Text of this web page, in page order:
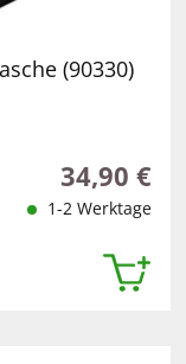
(90330)
Regulärer
34,90 €
1-2 Werktage